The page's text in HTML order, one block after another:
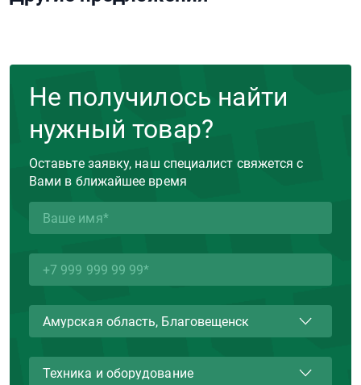
Не получилось найти
нужный товар?
Оставьте заявку, наш специалист свяжется с
Вами в ближайшее время